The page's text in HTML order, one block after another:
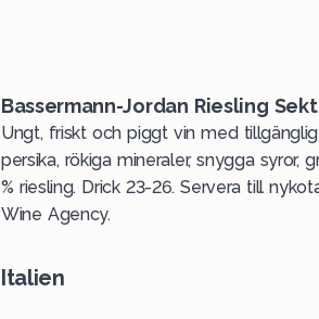
Bassermann-Jordan Riesling
Ungt, friskt och piggt vin med
persika, rökiga mineraler, snygga syror,
% riesling. Drick 23-26. Servera till
Wine Agency.
Italien